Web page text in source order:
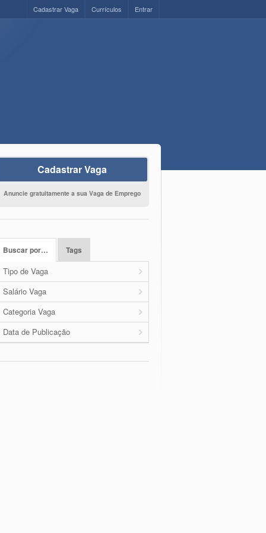
Entrar
Currículos
Cadastrar Vaga
Cadastrar Vaga
Anuncie gratuitamente a sua Vaga de Emprego
Buscar por… Tags
Tipo de Vaga
Salário Vaga
Categoria Vaga
Data de Publicação